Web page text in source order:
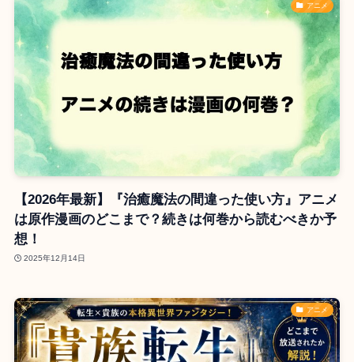
アニメ
【2026年最新】『治癒魔法の間違った使い方』アニメ
は原作漫画のどこまで？続きは何巻から読むべきか予
想！
2025年12月14日
アニメ